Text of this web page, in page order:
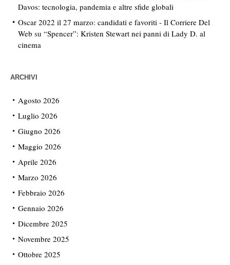
Davos: tecnologia, pandemia e altre sfide globali
Oscar 2022 il 27 marzo: candidati e favoriti - Il Corriere Del
Web su “Spencer”: Kristen Stewart nei panni di Lady D. al
cinema
ARCHIVI
Agosto 2026
Luglio 2026
Giugno 2026
Maggio 2026
Aprile 2026
Marzo 2026
Febbraio 2026
Gennaio 2026
Dicembre 2025
Novembre 2025
Ottobre 2025